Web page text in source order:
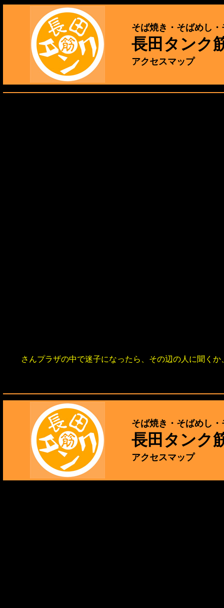
そば焼き・そばめし
長田タンク
アクセスマップ
さんプラザの中で迷子になったら、その辺の人に聞く
そば焼き・そばめし
長田タンク
アクセスマップ